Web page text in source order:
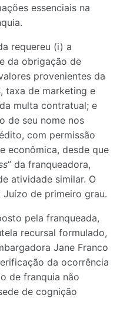
essenciais na
requereu (i) a
da obrigação de
provenientes da
taxa de marketing e
multa contratual; e
de seu nome nos
com permissão
econômica, desde que
” da franqueadora,
atividade similar. O
de primeiro grau.
pela franqueada,
recursal formulado,
Jane Franco
da ocorrência
de franquia não
de cognição